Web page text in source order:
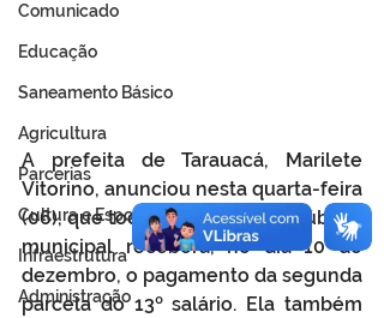
Comunicado
Educação
Saneamento Básico
Agricultura
Parcerias
Cultura e Esporte
Infraestrutura
Administração
A prefeita de Tarauacá, Marilete
Vitorino, anunciou nesta quarta-feira
(06), que todo funcionalismo público
municipal receberá, no dia 10 de
dezembro, o pagamento da segunda
parcela do 13º salário. Ela também